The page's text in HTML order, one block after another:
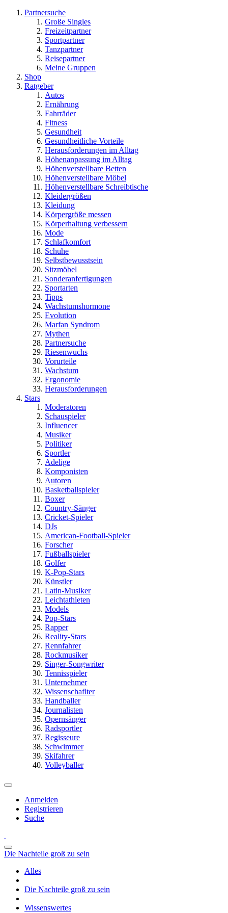
Partnersuche
Große Singles
Freizeitpartner
Sportpartner
Tanzpartner
Reisepartner
Meine Gruppen
Shop
Ratgeber
Autos
Ernährung
Fahrräder
Fitness
Gesundheit
Gesundheitliche Vorteile
Herausforderungen im Alltag
Höhenanpassung im Alltag
Höhenverstellbare Betten
Höhenverstellbare Möbel
Höhenverstellbare Schreibtische
Kleidergrößen
Kleidung
Körpergröße messen
Körperhaltung verbessern
Mode
Schlafkomfort
Schuhe
Selbstbewusstsein
Sitzmöbel
Sonderanfertigungen
Sportarten
Tipps
Wachstumshormone
Evolution
Marfan Syndrom
Mythen
Partnersuche
Riesenwuchs
Vorurteile
Wachstum
Ergonomie
Herausforderungen
Stars
Moderatoren
Schauspieler
Influencer
Musiker
Politiker
Sportler
Adelige
Komponisten
Autoren
Basketballspieler
Boxer
Country-Sänger
Cricket-Spieler
DJs
American-Football-Spieler
Forscher
Fußballspieler
Golfer
K-Pop-Stars
Künstler
Latin-Musiker
Leichtathleten
Models
Pop-Stars
Rapper
Reality-Stars
Rennfahrer
Rockmusiker
Singer-Songwriter
Tennisspieler
Unternehmer
Wissenschaflter
Handballer
Journalisten
Opernsänger
Radsportler
Regisseure
Schwimmer
Skifahrer
Volleyballer
Anmelden
Registrieren
Suche
Die Nachteile groß zu sein
Alles
Die Nachteile groß zu sein
Wissenswertes